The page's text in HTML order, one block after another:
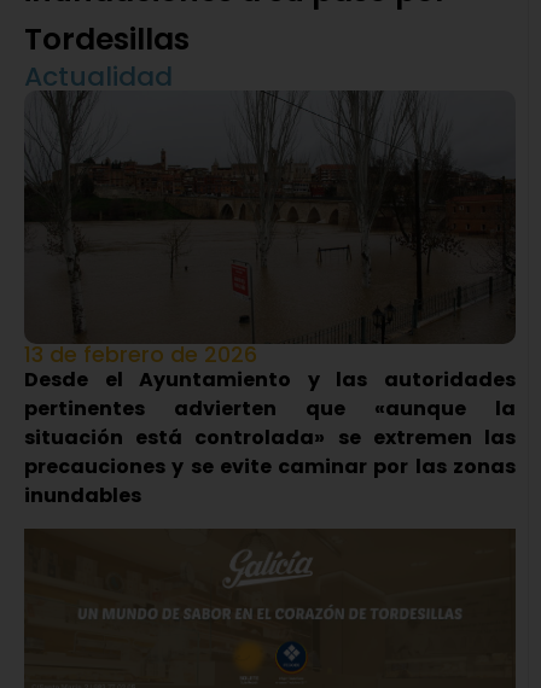
Tordesillas
Actualidad
13 de febrero de 2026
Desde el Ayuntamiento y las autoridades
pertinentes advierten que «aunque la
situación está controlada» se extremen las
precauciones y se evite caminar por las zonas
inundables